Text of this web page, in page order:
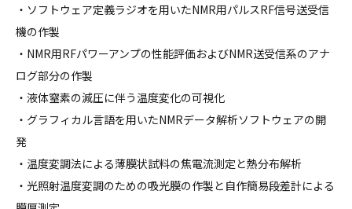
・ソフトウェア定義ラジオを用いたNMR用パルスRF信号送受信
機の作製
・NMR用RFパワーアンプの性能評価およびNMR送受信系のアナ
ログ部分の作製
・液体窒素の減圧に伴う温度変化の可視化
・グラフィカル言語を用いたNMRデータ解析ソフトウェアの開
発
・温度変調法による薄膜状試料の焦電流測定と熱分布解析
・光照射温度変調のための吸光膜の作製と自作簡易段差計による